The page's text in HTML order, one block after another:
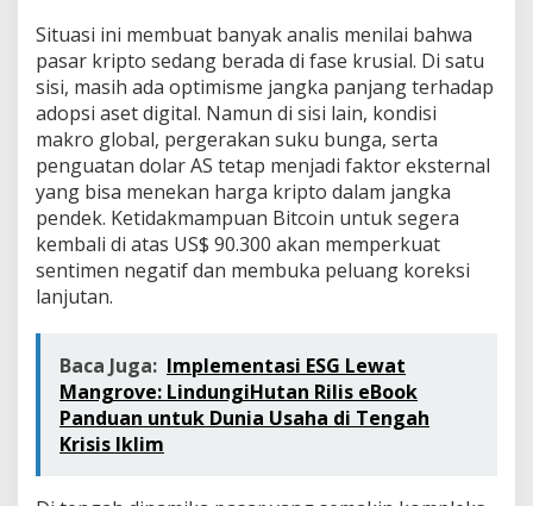
Situasi ini membuat banyak analis menilai bahwa
pasar kripto sedang berada di fase krusial. Di satu
sisi, masih ada optimisme jangka panjang terhadap
adopsi aset digital. Namun di sisi lain, kondisi
makro global, pergerakan suku bunga, serta
penguatan dolar AS tetap menjadi faktor eksternal
yang bisa menekan harga kripto dalam jangka
pendek. Ketidakmampuan Bitcoin untuk segera
kembali di atas US$ 90.300 akan memperkuat
sentimen negatif dan membuka peluang koreksi
lanjutan.
Baca Juga: Implementasi ESG Lewat
Mangrove: LindungiHutan Rilis eBook
Panduan untuk Dunia Usaha di Tengah
Krisis Iklim